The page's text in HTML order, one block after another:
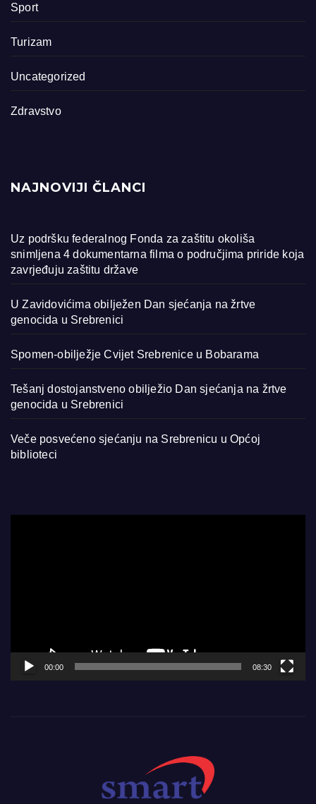
Sport
Turizam
Uncategorized
Zdravstvo
NAJNOVIJI ČLANCI
Uz podršku federalnog Fonda za zaštitu okoliša
snimljena 4 dokumentarna filma o područjima priride koja
zavrjeđuju zaštitu države
U Zavidovićima obilježen Dan sjećanja na žrtve
genocida u Srebrenici
Spomen-obilježje Cvijet Srebrenice u Bobarama
Tešanj dostojanstveno obilježio Dan sjećanja na žrtve
genocida u Srebrenici
Veče posvećeno sjećanju na Srebrenicu u Općoj
biblioteci
00:00 08:30